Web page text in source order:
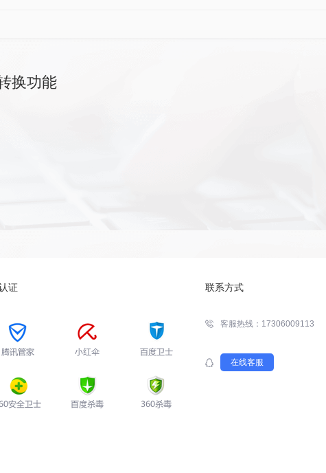
换功能
证 联系方式
客服热线：17306009113
在线客服